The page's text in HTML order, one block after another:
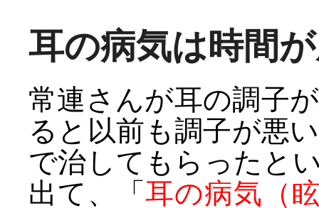
耳の病気は時間
常連さんが耳の調子
ると以前も調子が悪
で治してもらったと
出て、「耳の病気（